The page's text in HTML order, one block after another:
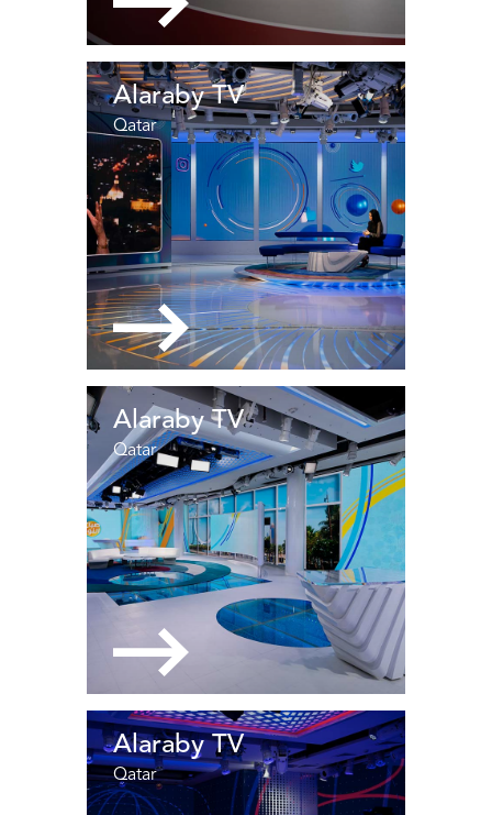
Alaraby TV
Qatar
Alaraby TV
Qatar
Alaraby TV
Qatar